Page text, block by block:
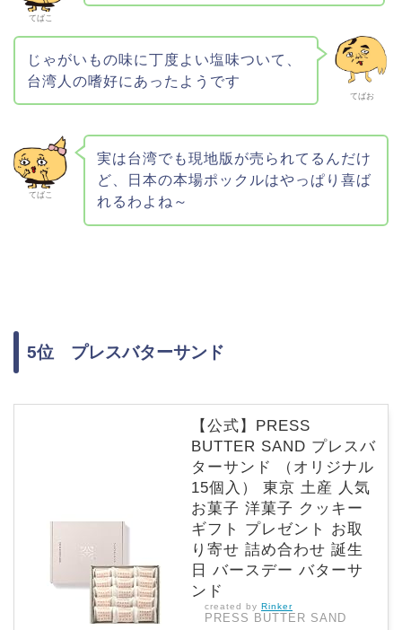
てばこ
てばお
じゃがいもの味に丁度よい塩味ついて、
台湾人の嗜好にあったようです
てばこ
実は台湾でも現地版が売られてるんだけ
ど、日本の本場ポックルはやっぱり喜ば
れるわよね～
5位 プレスバターサンド
【公式】PRESS
BUTTER SAND プレスバ
ターサンド （オリジナル
15個入） 東京 土産 人気
お菓子 洋菓子 クッキー
ギフト プレゼント お取
り寄せ 詰め合わせ 誕生
日 バースデー バターサ
ンド
created by Rinker
PRESS BUTTER SAND